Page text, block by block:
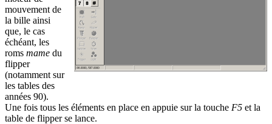
mouvement de
la bille ainsi
que, le cas
échéant, les
roms mame du
flipper
(notamment sur
les tables des
années 90).
Une fois tous les éléments en place en appuie sur la touche F5 et la
table de flipper se lance.